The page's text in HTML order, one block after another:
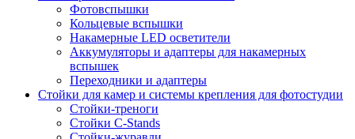
Фотовспышки
Кольцевые вспышки
Накамерные LED осветители
Аккумуляторы и адаптеры для накамерных
вспышек
Переходники и адаптеры
Стойки для камер и системы крепления для фотостудии
Стойки-треноги
Стойки C-Stands